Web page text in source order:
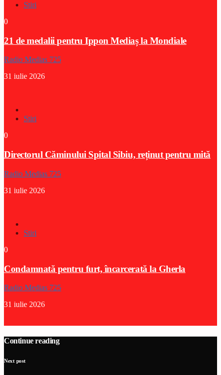
Stiri
0
21 de medalii pentru Ippon Mediaș la Mondiale
Radio Medias 725
31 iulie 2026
Stiri
0
Directorul Căminului Spital Sibiu, reținut pentru mită
Radio Medias 725
31 iulie 2026
Stiri
0
Condamnată pentru furt, încarcerată la Gherla
Radio Medias 725
31 iulie 2026
Continue reading
Next post